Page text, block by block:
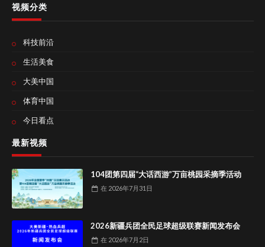
视频分类
科技前沿
生活美食
大美中国
体育中国
今日看点
最新视频
104团第四届“大话西游”万亩桃园采摘季活动
在 2026年7月31日
2026新疆兵团全民足球超级联赛新闻发布会
在 2026年7月2日